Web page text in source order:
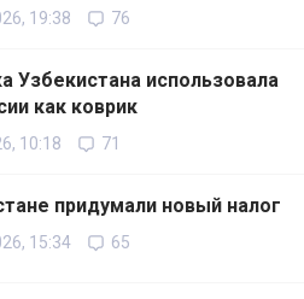
19:38 76
Узбекистана использовала
как коврик
10:18 71
придумали новый налог
15:34 65